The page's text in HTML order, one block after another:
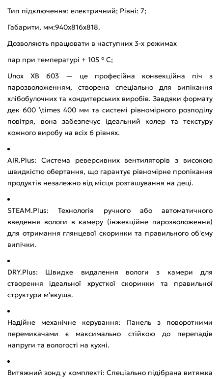
Тип підключення: електричний; Рівні: 7;
Габарити, мм:940x816x818.
Дозволяють працювати в наступних 3-х режимах
пар при температурі + 105 ° C;
Unox XB 603 — це професійна конвекційна піч з
парозволоженням, створена спеціально для випікання
хлібобулочних та кондитерських виробів. Завдяки формату
дек 600 \times 400 мм та системі рівномірного розподілу
повітря, вона забезпечує ідеальний колер та текстуру
кожного виробу на всіх 6 рівнях.
AIR.Plus: Система реверсивних вентиляторів з високою
швидкістю обертання, що гарантує рівномірне пропікання
продуктів незалежно від місця розташування на деці.
STEAM.Plus: Технологія ручного або автоматичного
введення вологи в камеру (інжекційне парозволоження)
для отримання глянцевої скоринки та правильного об'єму
випічки.
DRY.Plus: Швидке видалення вологи з камери для
створення ідеальної хрусткої скоринки та правильної
структури м'якуша.
Надійне механічне керування: Панель з поворотними
перемикачами є максимально стійкою до перепадів
напруги та вологості на кухні.
Витяжний зонд у комплекті: Спеціально підібрана витяжка